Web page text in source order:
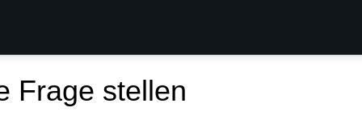
Frage stellen